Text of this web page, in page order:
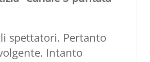
spettatori. Pertanto
Intanto